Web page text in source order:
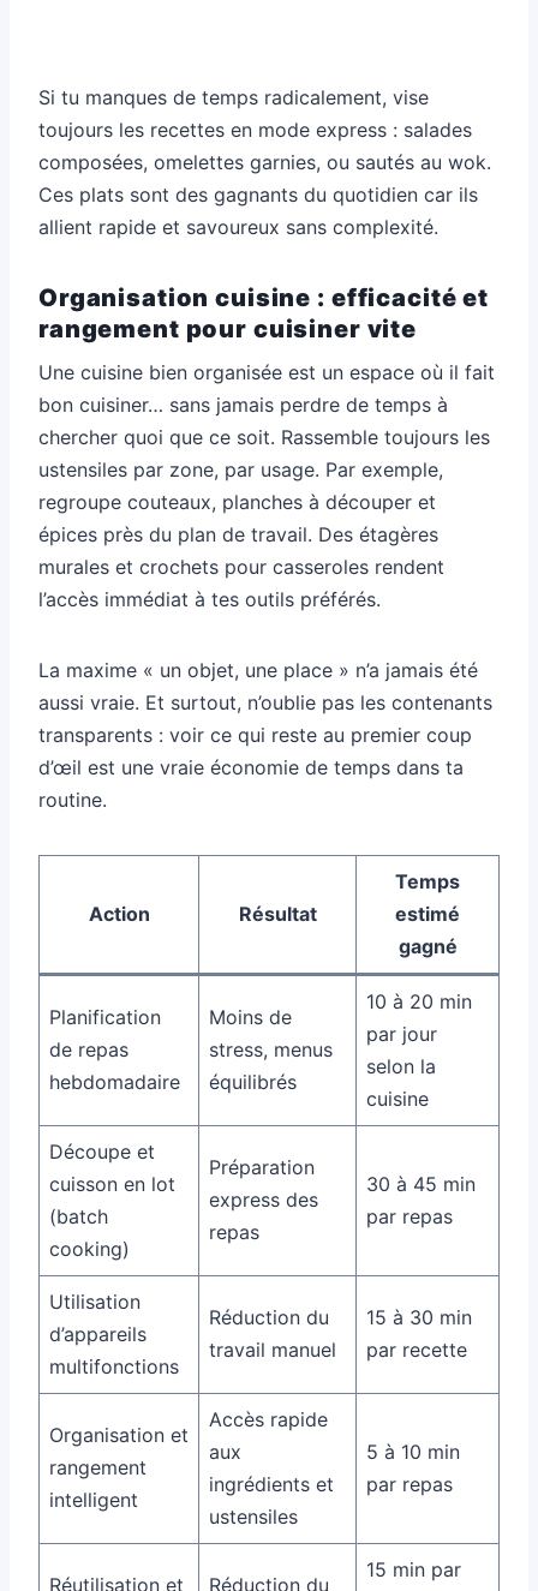
Si tu manques de temps radicalement, vise
toujours les recettes en mode express : salades
composées, omelettes garnies, ou sautés au wok.
Ces plats sont des gagnants du quotidien car ils
allient rapide et savoureux sans complexité.
Organisation cuisine : efficacité et
rangement pour cuisiner vite
Une cuisine bien organisée est un espace où il fait
bon cuisiner… sans jamais perdre de temps à
chercher quoi que ce soit. Rassemble toujours les
ustensiles par zone, par usage. Par exemple,
regroupe couteaux, planches à découper et
épices près du plan de travail. Des étagères
murales et crochets pour casseroles rendent
l’accès immédiat à tes outils préférés.
La maxime « un objet, une place » n’a jamais été
aussi vraie. Et surtout, n’oublie pas les contenants
transparents : voir ce qui reste au premier coup
d’œil est une vraie économie de temps dans ta
routine.
Action Résultat
Temps
estimé
gagné
Planification
de repas
hebdomadaire
Moins de
stress, menus
équilibrés
10 à 20 min
par jour
selon la
cuisine
Découpe et
cuisson en lot
(batch
cooking)
Préparation
express des
repas
30 à 45 min
par repas
Utilisation
d’appareils
multifonctions
Réduction du
travail manuel
15 à 30 min
par recette
Organisation et
rangement
intelligent
Accès rapide
aux
ingrédients et
ustensiles
5 à 10 min
par repas
Réutilisation et
Réduction du
15 min par